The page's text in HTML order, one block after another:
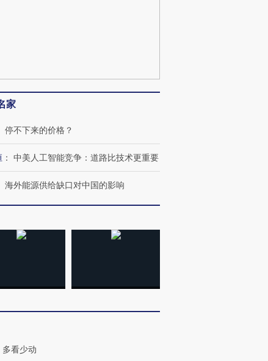
吸金
产们甘
马航飞行员跨国走私7万
粒摇头丸 尿检体内含3种
毒品
视线｜被称为“蟑螂”的印
度Z世代 用街头抗争将教
育部长拱下台
届链博
家
停不下来的价格？
： 中美人工智能竞争：道路比技术更重要
海外能源供给缺口对中国的影响
多看少动